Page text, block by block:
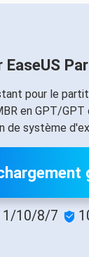
EaseUS
pour le
en GPT/
de système
10/8/7 